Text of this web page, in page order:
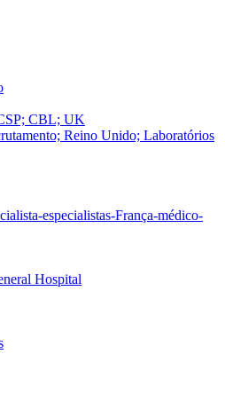
CBL; UK
Reino Unido; Laboratórios
especialistas-França-médico-
Hospital